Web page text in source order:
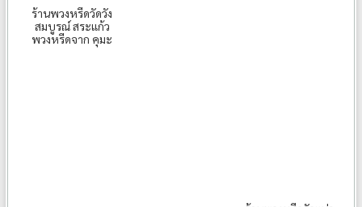
ร้านพวงหรีดวัดวัง
สมบูรณ์ สระแก้ว
พวงหรีดจาก คุมะ